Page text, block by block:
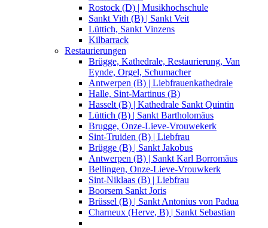
Rostock (D) | Musikhochschule
Sankt Vith (B) | Sankt Veit
Lüttich, Sankt Vinzens
Kilbarrack
Restaurierungen
Brügge, Kathedrale, Restaurierung, Van
Eynde, Orgel, Schumacher
Antwerpen (B) | Liebfrauenkathedrale
Halle, Sint-Martinus (B)
Hasselt (B) | Kathedrale Sankt Quintin
Lüttich (B) | Sankt Bartholomäus
Brugge, Onze-Lieve-Vrouwekerk
Sint-Truiden (B) | Liebfrau
Brügge (B) | Sankt Jakobus
Antwerpen (B) | Sankt Karl Borromäus
Bellingen, Onze-Lieve-Vrouwkerk
Sint-Niklaas (B) | Liebfrau
Boorsem Sankt Joris
Brüssel (B) | Sankt Antonius von Padua
Charneux (Herve, B) | Sankt Sebastian